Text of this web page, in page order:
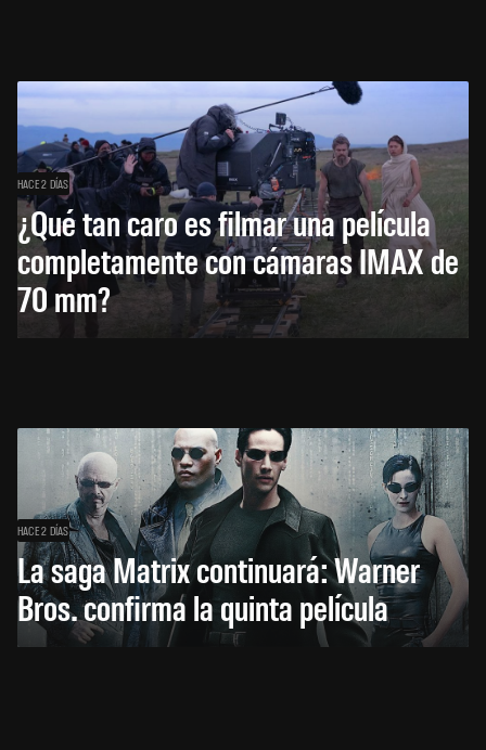
HACE 2 DÍAS
¿Qué tan caro es filmar una película
completamente con cámaras IMAX de
70 mm?
HACE 2 DÍAS
La saga Matrix continuará: Warner
Bros. confirma la quinta película